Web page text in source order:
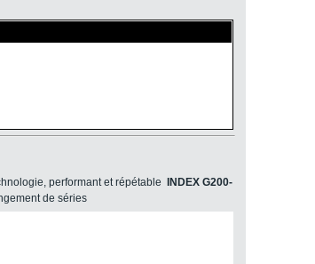
performant et répétable
INDEX G200-
de séries